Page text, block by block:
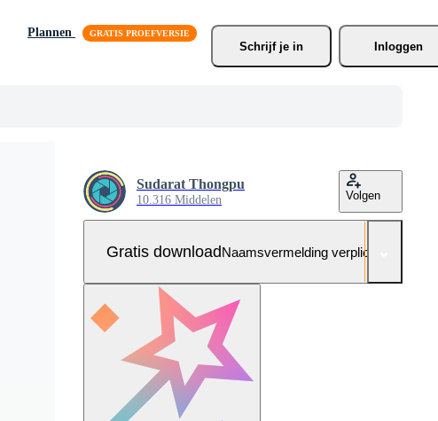
Plannen
Schrijf je in Inloggen
Sudarat Thongpu
10.316 Middelen Volgen
Gratis downloadNaamsvermelding verplicht